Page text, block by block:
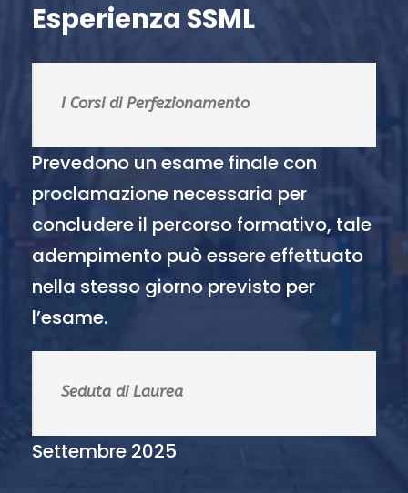
Esperienza SSML
I Corsi di Perfezionamento
Prevedono un esame finale con
proclamazione necessaria per
concludere il percorso formativo, tale
adempimento può essere effettuato
nella stesso giorno previsto per
l’esame.
Seduta di Laurea
Settembre 2025